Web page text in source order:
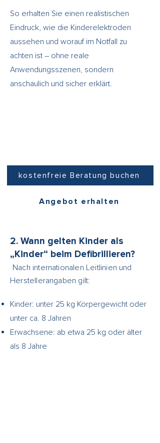
So erhalten Sie einen realistischen
Eindruck, wie die Kinderelektroden
aussehen und worauf im Notfall zu
achten ist – ohne reale
Anwendungsszenen, sondern
anschaulich und sicher erklärt.
kostenfreie Beratung buchen
Angebot erhalten
2. Wann gelten Kinder als
„Kinder“ beim Defibrillieren?
Nach internationalen Leitlinien und
Herstellerangaben gilt:
Kinder: unter 25 kg Körpergewicht oder
unter ca. 8 Jahren
Erwachsene: ab etwa 25 kg oder älter
als 8 Jahre